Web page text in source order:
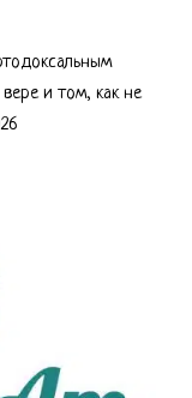
и том, как не